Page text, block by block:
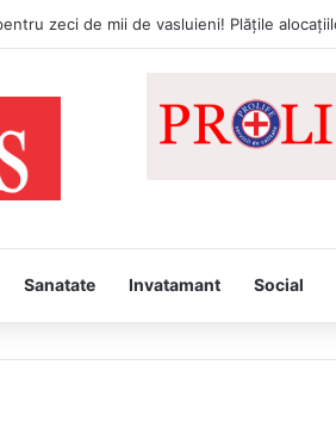
Sanatate Invatamant Social